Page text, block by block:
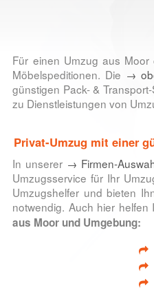
Für einen Umzug aus Moor
Möbelspeditionen. Die →
günstigen Pack- &
zu Dienstleistungen von
Privat-Umzug mit einer
In unserer → Firmen-
Umzugsservice für Ihr
Umzugshelfer und bieten
notwendig. Auch hier
aus Moor und Umgebung: